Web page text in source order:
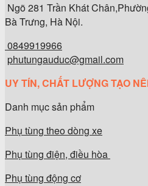
Ngõ 281 Trần Khát
Bà Trưng, Hà Nội.
0849919966
phutungauduc@gmail.com
UY TÍN, CHẤT LƯỢNG TẠO
Danh mục sản phẩm
Phụ tùng theo dòng xe
Phụ tùng điện, điều hòa
Phụ tùng động cơ